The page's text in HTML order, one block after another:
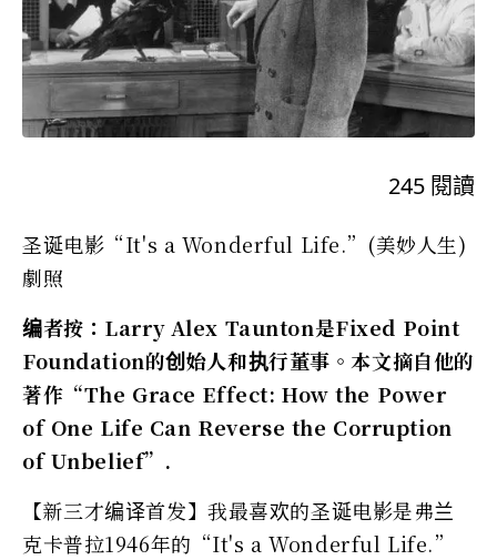
245 閱讀
圣诞电影“It's a Wonderful Life.”(美妙人生)
劇照
编者按：Larry Alex Taunton是Fixed Point
Foundation的创始人和执行董事。本文摘自他的
著作“The Grace Effect: How the Power
of One Life Can Reverse the Corruption
of Unbelief”.
【新三才编译首发】我最喜欢的圣诞电影是弗兰
克卡普拉1946年的“It's a Wonderful Life.”